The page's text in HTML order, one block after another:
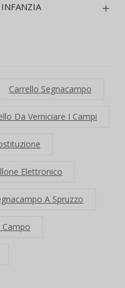

Carrello Segnacampo
Da Verniciare I Campi
Elettronico
A Spruzzo
Campo